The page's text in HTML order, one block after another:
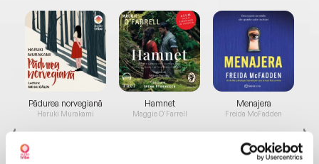
Pădurea norvegiană
Haruki Murakami
Hamnet
Maggie O'Farrell
Menajera
Freida McFadden